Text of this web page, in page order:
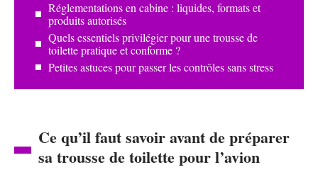
Réglementations en cabine : liquides, formats et
produits autorisés
Quels essentiels privilégier pour une trousse de
toilette pratique et conforme ?
Petites astuces pour passer les contrôles sans stress
Ce qu’il faut savoir avant de préparer
sa trousse de toilette pour l’avion